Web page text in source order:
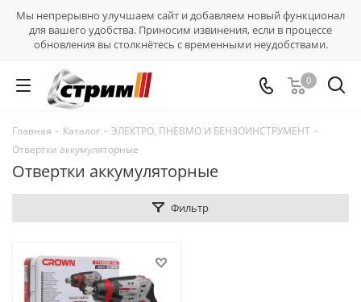
Мы непрерывно улучшаем сайт и добавляем новый функционал
для вашего удобства. Приносим извинения, если в процессе
обновления вы столкнётесь с временными неудобствами.
0
Главная - Каталог - ЭЛЕКТРО, ПНЕВМО И БЕНЗОИНСТРУМЕНТ -
Отвертки аккумуляторные
Отвертки аккумуляторные
Фильтр